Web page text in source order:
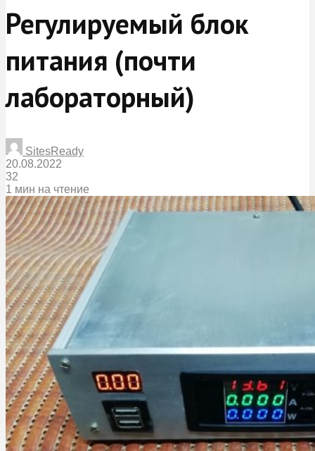
Регулируемый блок
питания (почти
лабораторный)
SitesReady
20.08.2022
32
1 мин на чтение